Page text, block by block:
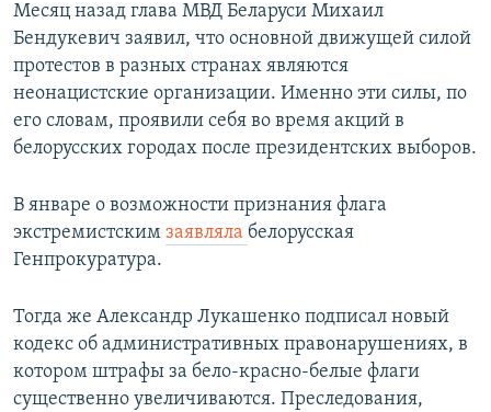
Месяц назад глава МВД Беларуси Михаил
Бендукевич заявил, что основной движущей силой
протестов в разных странах являются
неонацистские организации. Именно эти силы, по
его словам, проявили себя во время акций в
белорусских городах после президентских выборов.
В январе о возможности признания флага
экстремистским заявляла белорусская
Генпрокуратура.
Тогда же Александр Лукашенко подписал новый
кодекс об административных правонарушениях, в
котором штрафы за бело-красно-белые флаги
существенно увеличиваются. Преследования,